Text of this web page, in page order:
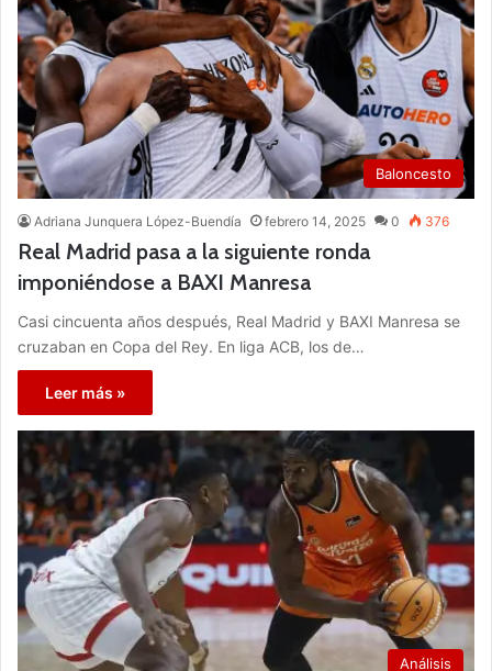
Baloncesto
Adriana Junquera López-Buendía febrero 14, 2025 0 376
Real Madrid pasa a la siguiente ronda
imponiéndose a BAXI Manresa
Casi cincuenta años después, Real Madrid y BAXI Manresa se
cruzaban en Copa del Rey. En liga ACB, los de…
Leer más »
Análisis